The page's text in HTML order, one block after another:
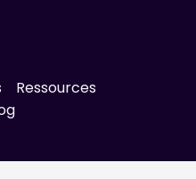
Ressources